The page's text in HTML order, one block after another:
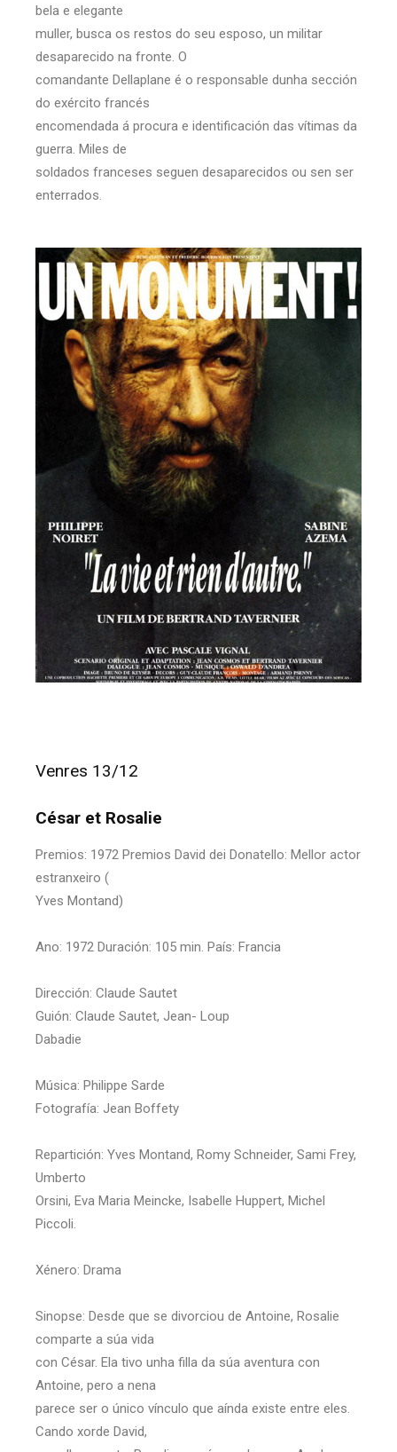
bela e elegante
muller, busca os restos do seu esposo, un militar
desaparecido na fronte. O
comandante Dellaplane é o responsable dunha sección
do exército francés
encomendada á procura e identificación das vítimas da
guerra. Miles de
soldados franceses seguen desaparecidos ou sen ser
enterrados.
Venres 13/12
César et Rosalie
Premios: 1972 Premios David dei Donatello: Mellor actor
estranxeiro (
Yves Montand)
Ano: 1972 Duración: 105 min. País: Francia
Dirección: Claude Sautet
Guión: Claude Sautet, Jean- Loup
Dabadie
Música: Philippe Sarde
Fotografía: Jean Boffety
Repartición: Yves Montand, Romy Schneider, Sami Frey,
Umberto
Orsini, Eva Maria Meincke, Isabelle Huppert, Michel
Piccoli.
Xénero: Drama
Sinopse: Desde que se divorciou de Antoine, Rosalie
comparte a súa vida
con César. Ela tivo unha filla da súa aventura con
Antoine, pero a nena
parece ser o único vínculo que aínda existe entre eles.
Cando xorde David,